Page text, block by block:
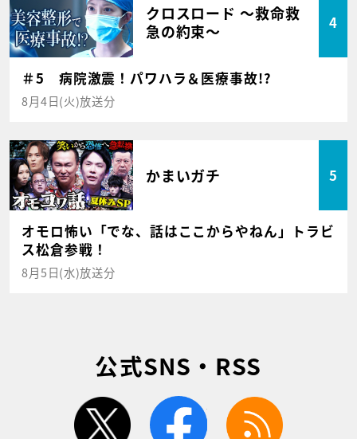
クロスロード ～救命救
急の約束～
4
＃5 病院激震！パワハラ＆医療事故!?
8月4日(火)放送分
かまいガチ 5
オモロ怖い「でな、話はここからやねん」トラビ
ス松倉参戦！
8月5日(水)放送分
公式SNS・RSS
twitter facebook